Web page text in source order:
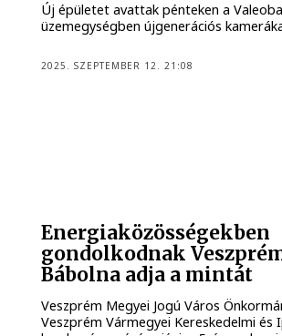
Új épületet avattak pénteken a
üzemegységben újgenerációs
2025. SZEPTEMBER 12. 21:08
Energiaközösségekben
gondolkodnak
Bábolna adja a mintát
Veszprém Megyei Jogú Város
Veszprém Vármegyei Kereskedelmi és